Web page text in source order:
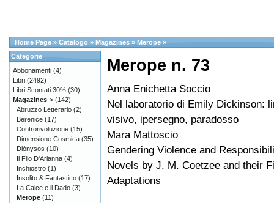
Home Page » Catalogo » Magazines » Merope »
Merope n. 73
Anna Enichetta Soccio
Nel laboratorio di Emily Dickinson:
visivo, ipersegno, paradosso
Mara Mattoscio
Gendering Violence and
Novels by J. M. Coetzee and their
Adaptations
Categorie
Abbonamenti (4)
Libri (2492)
Libri Scontati 30% (30)
Magazines-> (142)
Abruzzo Letterario (2)
Berenice (17)
Controrivoluzione (15)
Dimensione Cosmica (35)
Diònysos (10)
Il Filo D'Arianna (4)
Inchiostro (1)
Insolito & Fantastico (17)
La Calce e il Dado (3)
Merope (11)